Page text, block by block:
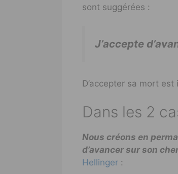
sont suggérées :
J’accepte
D’accepter sa mort
Dans les 2
Nous créons en
d’avancer sur son
Hellinger :